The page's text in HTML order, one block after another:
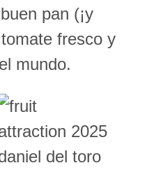
pan (¡y
fresco y
mundo.